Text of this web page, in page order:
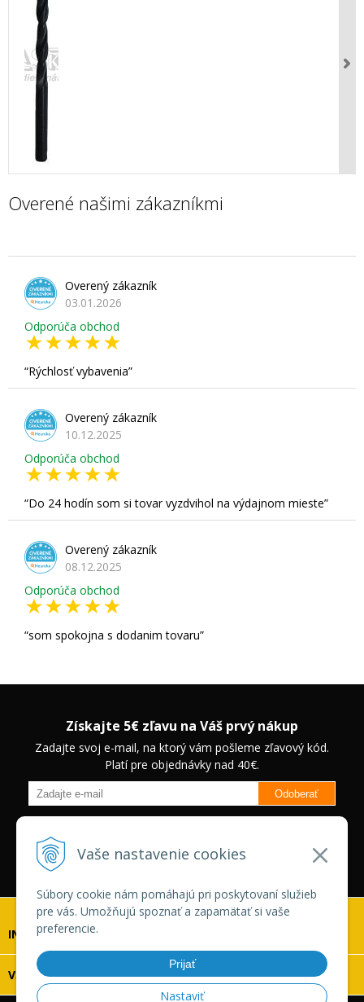
Vaše nastavenie cookies
Súbory cookie nám pomáhajú pri poskytovaní služieb
pre vás. Umožňujú spoznať a zapamätať si vaše
preferencie.
Prijať
Nastaviť
Overené našimi zákazníkmi
Overený zákazník
03.01.2026
Odporúča obchod
Rýchlosť vybavenia
Overený zákazník
10.12.2025
Odporúča obchod
Do 24 hodín som si tovar vyzdvihol na výdajnom mieste
Overený zákazník
08.12.2025
Odporúča obchod
som spokojna s dodanim tovaru
Získajte 5€ zľavu na Váš prvý nákup
Zadajte svoj e-mail, na ktorý vám pošleme zľavový kód.
Platí pre objednávky nad 40€.
Odoberať
zľavách na vybrané produkty.
Neplatí pre Veľkoobchodných
zákazníkov.
INFOLINKA
VŠETKO O NÁKUPE